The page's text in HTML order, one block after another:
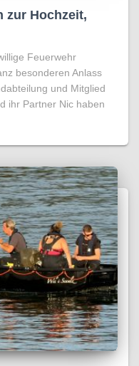
zur Hochzeit,
Feuerwehr
besonderen Anlass
und Mitglied
ihr Partner Nic haben